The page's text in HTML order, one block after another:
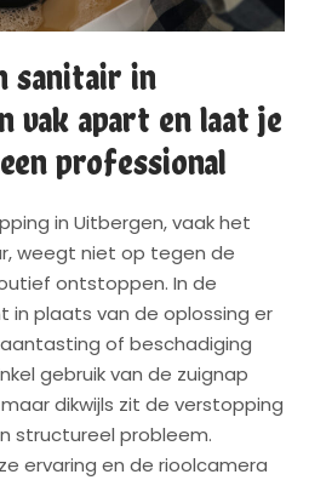
sanitair in
vak apart en laat je
professional
in Uitbergen, vaak het
weegt niet op tegen de
ontstoppen. In de
in plaats van de oplossing er
of beschadiging
gebruik van de zuignap
dikwijls zit de verstopping
structureel probleem.
ervaring en de rioolcamera